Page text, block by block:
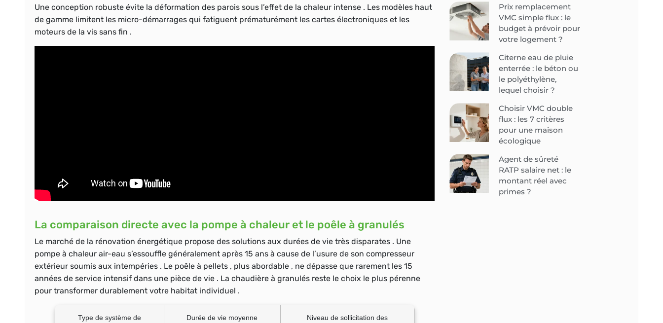
Une conception robuste évite la déformation des parois sous l’effet de la chaleur intense . Les modèles haut
de gamme limitent les micro-démarrages qui fatiguent prématurément les cartes électroniques et les
moteurs de la vis sans fin .
La comparaison directe avec la pompe à chaleur et le poêle à granulés
Le marché de la rénovation énergétique propose des solutions aux durées de vie très disparates . Une
pompe à chaleur air-eau s’essouffle généralement après 15 ans à cause de l’usure de son compresseur
extérieur soumis aux intempéries . Le poêle à pellets , plus abordable , ne dépasse que rarement les 15
années de service intensif dans une pièce de vie . La chaudière à granulés reste le choix le plus pérenne
pour transformer durablement votre habitat individuel .
Type de système de
Durée de vie moyenne
Niveau de sollicitation des
Prix remplacement
VMC simple flux : le
budget à prévoir pour
votre logement ?
Citerne eau de pluie
enterrée : le béton ou
le polyéthylène,
lequel choisir ?
Choisir VMC double
flux : les 7 critères
pour une maison
écologique
Agent de sûreté
RATP salaire net : le
montant réel avec
primes ?